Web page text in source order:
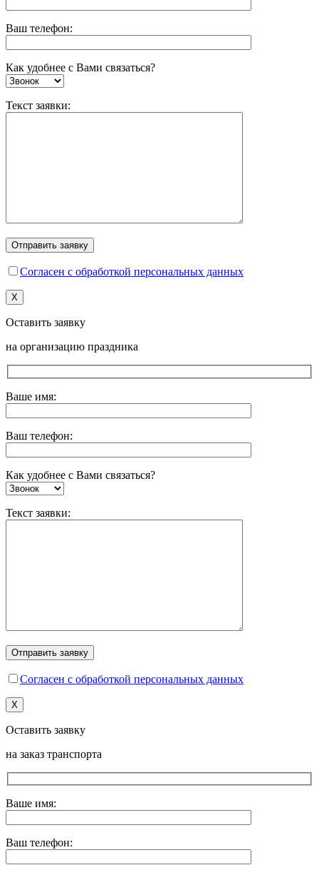
Ваш телефон:
Как удобнее с Вами связаться?
Текст заявки:
Согласен с обработкой персональных данных
X
Оставить заявку
на организацию праздника
Ваше имя:
Ваш телефон:
Как удобнее с Вами связаться?
Текст заявки:
Согласен с обработкой персональных данных
X
Оставить заявку
на заказ транспорта
Ваше имя:
Ваш телефон: